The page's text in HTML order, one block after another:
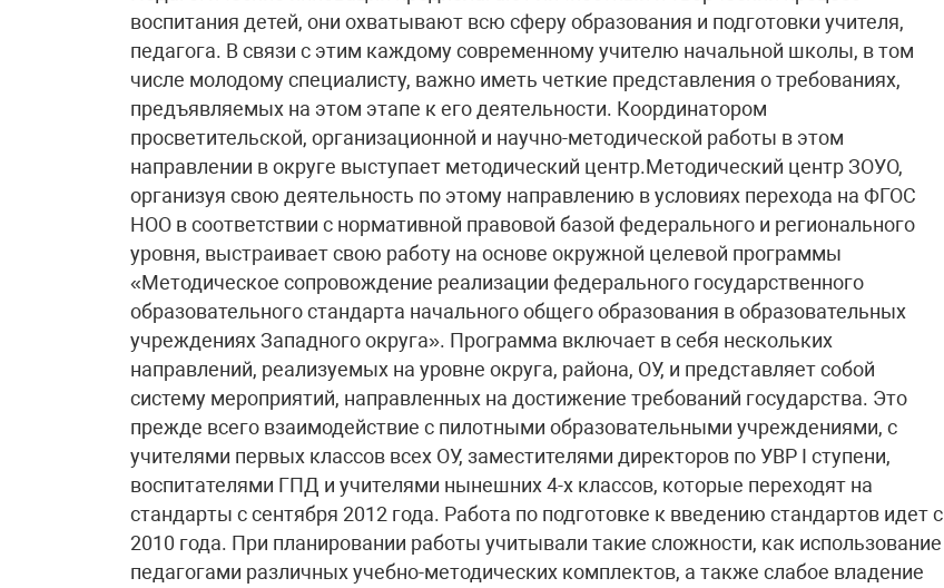
воспитания детей, они охватывают всю сферу образования и подготовки учителя,
педагога. В связи с этим каждому современному учителю начальной школы, в том
числе молодому специалисту, важно иметь четкие представления о требованиях,
предъявляемых на этом этапе к его деятельности. Координатором
просветительской, организационной и научно-методической работы в этом
направлении в округе выступает методический центр.Методический центр ЗОУО,
организуя свою деятельность по этому направлению в условиях перехода на ФГОС
НОО в соответствии с нормативной правовой базой федерального и регионального
уровня, выстраивает свою работу на основе окружной целевой программы
«Методическое сопровождение реализации федерального государственного
образовательного стандарта начального общего образования в образовательных
учреждениях Западного округа». Программа включает в себя нескольких
направлений, реализуемых на уровне округа, района, ОУ, и представляет собой
систему мероприятий, направленных на достижение требований государства. Это
прежде всего взаимодействие с пилотными образовательными учреждениями, с
учителями первых классов всех ОУ, заместителями директоров по УВР I ступени,
воспитателями ГПД и учителями нынешних 4-х классов, которые переходят на
стандарты с сентября 2012 года. Работа по подготовке к введению стандартов идет с
2010 года. При планировании работы учитывали такие сложности, как использование
педагогами различных учебно-методических комплектов, а также слабое владение